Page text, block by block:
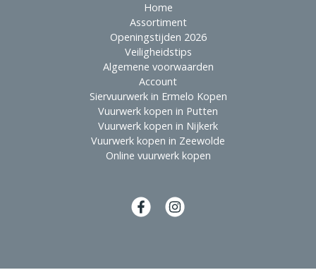
Home
Assortiment
Openingstijden 2026
Veiligheidstips
Algemene voorwaarden
Account
Siervuurwerk in Ermelo Kopen
Vuurwerk kopen in Putten
Vuurwerk kopen in Nijkerk
Vuurwerk kopen in Zeewolde
Online vuurwerk kopen